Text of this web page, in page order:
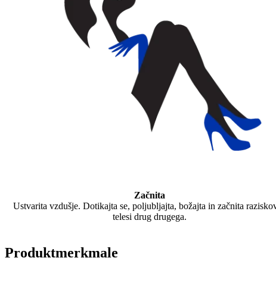
Začnita
Ustvarita vzdušje. Dotikajta se, poljubljajta, božajta in začnita
telesi drug drugega.
Produktmerkmale